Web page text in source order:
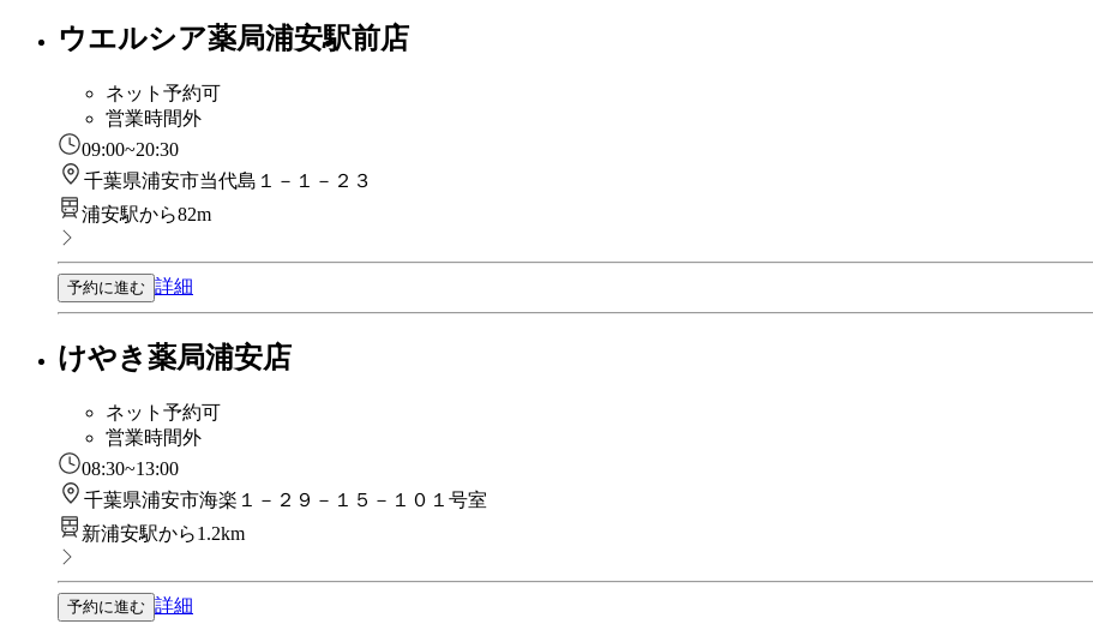
ウエルシア薬局浦安駅前店
ネット予約可
営業時間外
09:00~20:30
千葉県浦安市当代島１－１－２３
浦安駅から82m
予約に進む 詳細
けやき薬局浦安店
ネット予約可
営業時間外
08:30~13:00
千葉県浦安市海楽１－２９－１５－１０１号室
新浦安駅から1.2km
予約に進む 詳細